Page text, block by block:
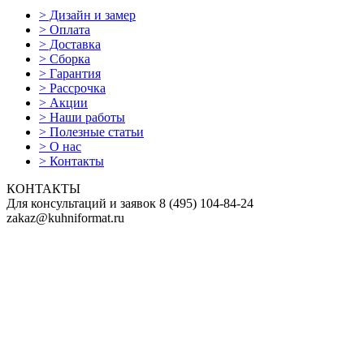
> Дизайн и замер
> Оплата
> Доставка
> Сборка
> Гарантия
> Рассрочка
> Акции
> Наши работы
> Полезные статьи
> О нас
> Контакты
КОНТАКТЫ
Для консультаций и заявок 8 (495) 104-84-24
zakaz@kuhniformat.ru